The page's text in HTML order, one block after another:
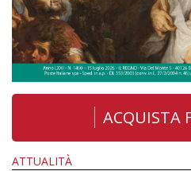
ACQUISTA
ATTUALITÀ